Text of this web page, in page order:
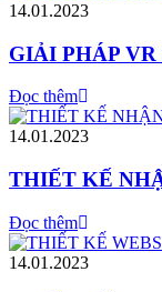
14.01.2023
GIẢI PHÁP VR
Đọc thêm
14.01.2023
THIẾT KẾ
Đọc thêm
14.01.2023